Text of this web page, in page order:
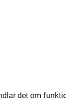
det om